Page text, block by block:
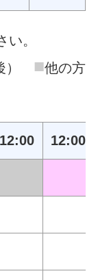
。
） ■他の方
12:00